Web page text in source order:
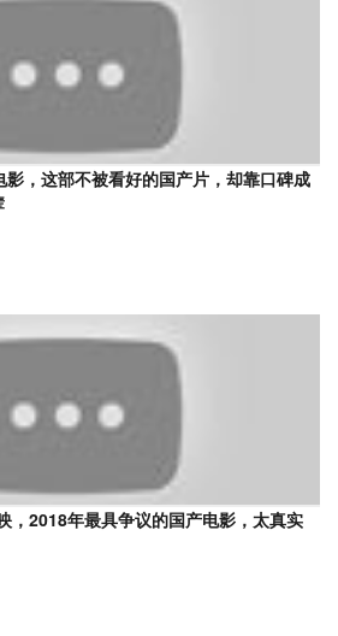
影，这部不被看好的国产片，却靠口碑成
，2018年最具争议的国产电影，太真实